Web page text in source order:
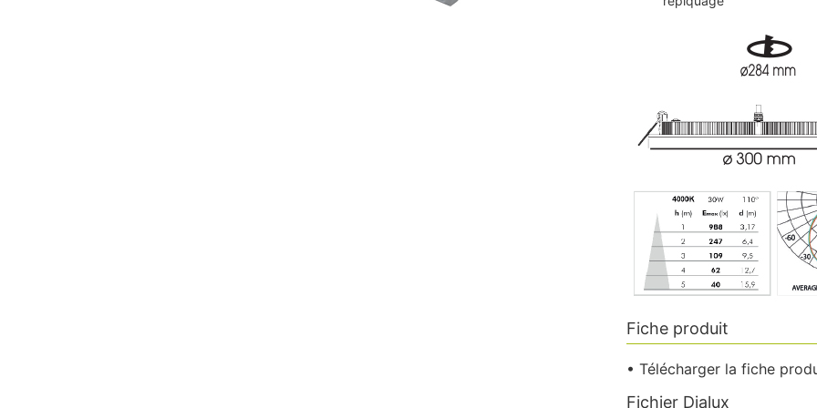
Fiche produit
• Télécharger la fiche
Fichier Dialux